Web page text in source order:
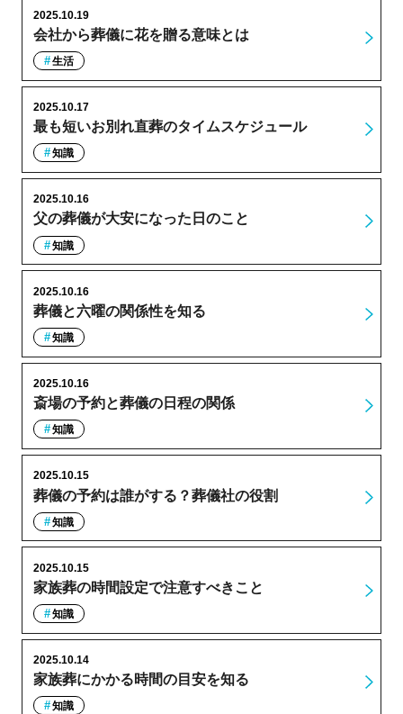
会社から葬儀に花を贈る意味とは
2025.10.19
生活
最も短いお別れ直葬のタイムスケジュール
2025.10.17
知識
父の葬儀が大安になった日のこと
2025.10.16
知識
葬儀と六曜の関係性を知る
2025.10.16
知識
斎場の予約と葬儀の日程の関係
2025.10.16
知識
葬儀の予約は誰がする？葬儀社の役割
2025.10.15
知識
家族葬の時間設定で注意すべきこと
2025.10.15
知識
家族葬にかかる時間の目安を知る
2025.10.14
知識